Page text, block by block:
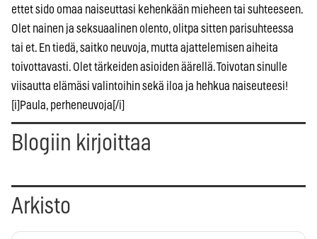
ettet sido omaa naiseuttasi kehenkään mieheen tai suhteeseen.
Olet nainen ja seksuaalinen olento, olitpa sitten parisuhteessa
tai et. En tiedä, saitko neuvoja, mutta ajattelemisen aiheita
toivottavasti. Olet tärkeiden asioiden äärellä. Toivotan sinulle
viisautta elämäsi valintoihin sekä iloa ja hehkua naiseuteesi!
[i]Paula, perheneuvoja[/i]
Blogiin kirjoittaa
Arkisto